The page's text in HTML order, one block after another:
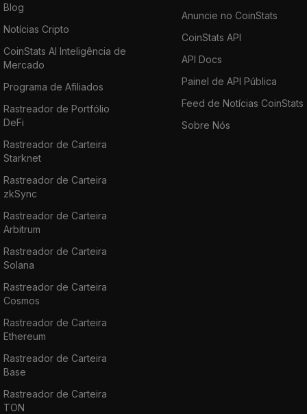
Blog
Notícias Cripto
CoinStats AI Inteligência de
Mercado
Programa de Afiliados
Rastreador de Portfólio
DeFi
Rastreador de Carteira
Starknet
Rastreador de Carteira
zkSync
Rastreador de Carteira
Arbitrum
Rastreador de Carteira
Solana
Rastreador de Carteira
Cosmos
Rastreador de Carteira
Ethereum
Rastreador de Carteira
Base
Rastreador de Carteira
TON
Anuncie no CoinStats
CoinStats API
API Docs
Painel de API Pública
Feed de Notícias CoinStats
Sobre Nós